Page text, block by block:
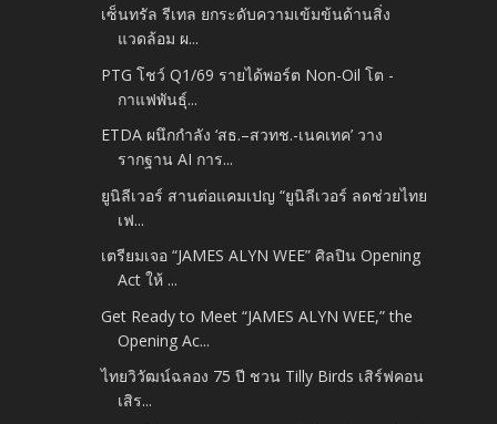
เซ็นทรัล รีเทล ยกระดับความเข้มข้นด้านสิ่ง
แวดล้อม ผ...
PTG โชว์ Q1/69 รายได้พอร์ต Non-Oil โต -
กาแฟพันธุ์...
ETDA ผนึกกำลัง ‘สธ.–สวทช.-เนคเทค’ วาง
รากฐาน AI การ...
ยูนิลีเวอร์ สานต่อแคมเปญ “ยูนิลีเวอร์ ลดช่วยไทย
เฟ...
เตรียมเจอ “JAMES ALYN WEE” ศิลปิน Opening
Act ให้ ...
Get Ready to Meet “JAMES ALYN WEE,” the
Opening Ac...
ไทยวิวัฒน์ฉลอง 75 ปี ชวน Tilly Birds เสิร์ฟคอน
เสิร...